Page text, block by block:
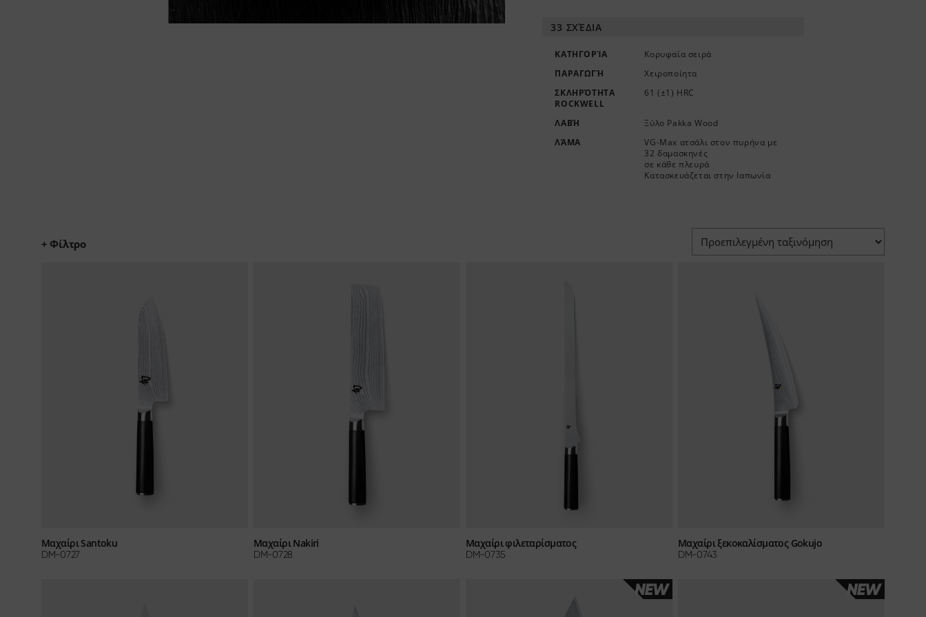
33 ΣΧΈΔΙΑ
ΚΑΤΗΓΟΡΊΑ
Κορυφαία σειρά
ΠΑΡΑΓΩΓΉ
Χειροποίητα
ΣΚΛΗΡΌΤΗΤΑ
ROCKWELL
61 (±1) HRC
ΛΑΒΉ
Ξύλο Pakka Wood
ΛΆΜΑ
VG-Max ατσάλι στον πυρήνα με
32 δαμασκηνές
σε κάθε πλευρά
Κατασκευάζεται στην Ιαπωνία
+ Φίλτρο
Μαχαίρι Santoku
DM-0727
Μαχαίρι Nakiri
DM-0728
Μαχαίρι φιλεταρίσματος
DM-0735
Μαχαίρι ξεκοκαλίσματος Gokujo
DM-0743